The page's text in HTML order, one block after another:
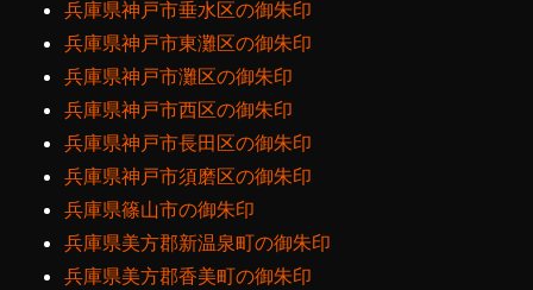
兵庫県神戸市垂水区の御朱印
兵庫県神戸市東灘区の御朱印
兵庫県神戸市灘区の御朱印
兵庫県神戸市西区の御朱印
兵庫県神戸市長田区の御朱印
兵庫県神戸市須磨区の御朱印
兵庫県篠山市の御朱印
兵庫県美方郡新温泉町の御朱印
兵庫県美方郡香美町の御朱印